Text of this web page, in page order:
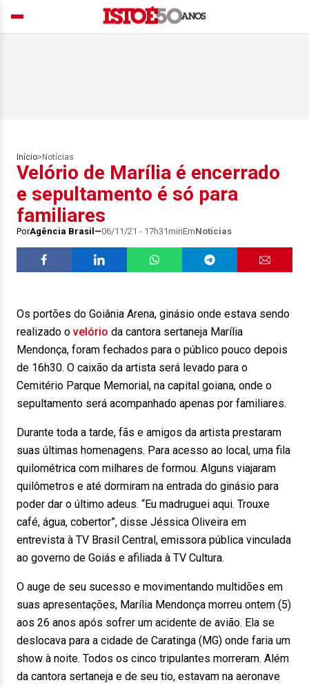
Início> Notícias
Velório de Marília é encerrado
e sepultamento é só para
familiares
PorAgência Brasil 06/11/21 - 17h31minEmNotícias
Os portões do Goiânia Arena, ginásio onde estava sendo
realizado o velório da cantora sertaneja Marília
Mendonça, foram fechados para o público pouco depois
de 16h30. O caixão da artista será levado para o
Cemitério Parque Memorial, na capital goiana, onde o
sepultamento será acompanhado apenas por familiares.
Durante toda a tarde, fãs e amigos da artista prestaram
suas últimas homenagens. Para acesso ao local, uma fila
quilométrica com milhares de formou. Alguns viajaram
quilômetros e até dormiram na entrada do ginásio para
poder dar o último adeus. “Eu madruguei aqui. Trouxe
café, água, cobertor”, disse Jéssica Oliveira em
entrevista à TV Brasil Central, emissora pública vinculada
ao governo de Goiás e afiliada à TV Cultura.
O auge de seu sucesso e movimentando multidões em
suas apresentações, Marília Mendonça morreu ontem (5)
aos 26 anos após sofrer um acidente de avião. Ela se
deslocava para a cidade de Caratinga (MG) onde faria um
show à noite. Todos os cinco tripulantes morreram. Além
da cantora sertaneja e de seu tio, estavam na aeronave